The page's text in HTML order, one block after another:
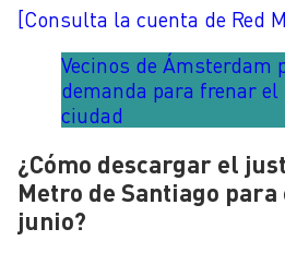
[Consulta la cuenta de Red
Vecinos de Ámsterdam
demanda para frenar
ciudad
¿Cómo descargar el
Metro de Santiago para
junio?